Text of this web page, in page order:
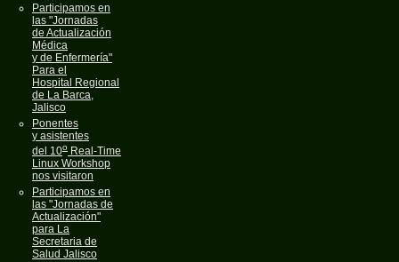
Participamos en
las "Jornadas
de Actualización
Médica
y de Enfermería"
Para el
Hospital Regional
de La Barca,
Jalisco
Ponentes
y asistentes
del 10o Real-Time
Linux Workshop
nos visitaron
Participamos en
las "Jornadas de
Actualización"
para La
Secretaria de
Salud Jalisco